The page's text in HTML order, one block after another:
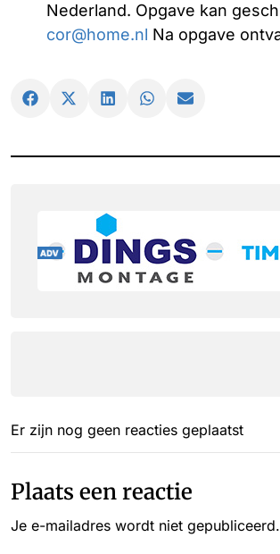
Nederland. Opgave kan
cor@home.nl Na opgave
Er zijn nog geen reacties geplaatst
Plaats een reactie
Je e-mailadres wordt niet gepubliceerd.